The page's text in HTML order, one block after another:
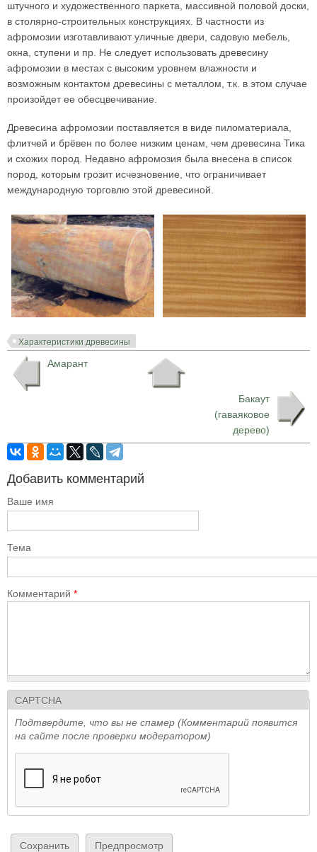
штучного и художественного паркета, массивной половой доски,
в столярно-строительных конструкциях. В частности из
афромозии изготавливают уличные двери, садовую мебель,
окна, ступени и пр. Не следует использовать древесину
афромозии в местах с высоким уровнем влажности и
возможным контактом древесины с металлом, т.к. в этом случае
произойдет ее обесцвечивание.
Древесина афромозии поставляется в виде пиломатериала,
флитчей и брёвен по более низким ценам, чем древесина Тика
и схожих пород. Недавно афромозия была внесена в список
пород, которым грозит исчезновение, что ограничивает
международную торговлю этой древесиной.
Характеристики древесины
Амарант
Бакаут
(гаваяковое
дерево)
Добавить комментарий
Ваше имя
Тема
Комментарий *
CAPTCHA
Подтвердите, что вы не спамер (Комментарий появится
на сайте после проверки модератором)